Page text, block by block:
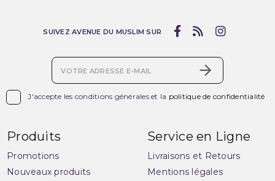
J'accepte les conditions générales et la politique de confidentialité
SUIVEZ AVENUE DU MUSLIM SUR
Produits
Promotions
Nouveaux produits
Service en Ligne
Livraisons et Retours
Mentions légales